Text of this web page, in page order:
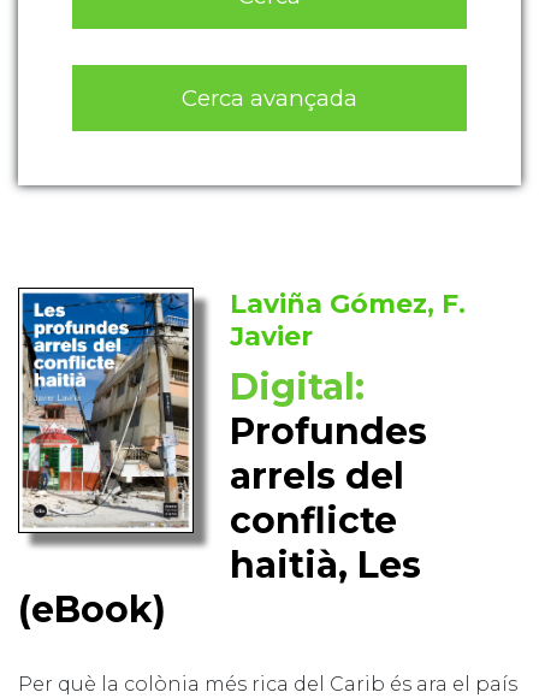
Cerca avançada
Laviña Gómez, F.
Javier
Digital:
Profundes
arrels del
conflicte
haitià, Les
(eBook)
Per què la colònia més rica del Carib és ara el país